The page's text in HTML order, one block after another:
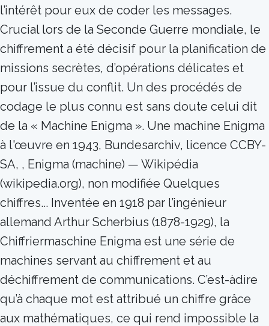
l’intérêt pour eux de coder les messages.
Crucial lors de la Seconde Guerre mondiale, le
chiffrement a été décisif pour la planification de
missions secrètes, d’opérations délicates et
pour l’issue du conflit. Un des procédés de
codage le plus connu est sans doute celui dit
de la « Machine Enigma ». Une machine Enigma
à l'œuvre en 1943, Bundesarchiv, licence CCBY-
SA, , Enigma (machine) — Wikipédia
(wikipedia.org), non modifiée Quelques
chiffres... Inventée en 1918 par l’ingénieur
allemand Arthur Scherbius (1878-1929), la
Chiffriermaschine Enigma est une série de
machines servant au chiffrement et au
déchiffrement de communications. C’est-àdire
qu’à chaque mot est attribué un chiffre grâce
aux mathématiques, ce qui rend impossible la